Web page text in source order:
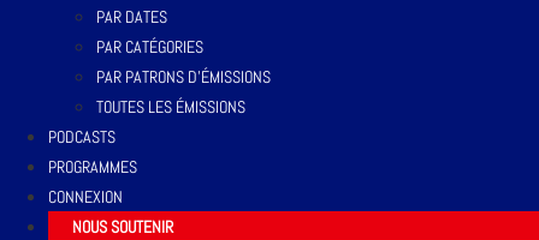
PAR DATES
PAR CATÉGORIES
PAR PATRONS D’ÉMISSIONS
TOUTES LES ÉMISSIONS
PODCASTS
PROGRAMMES
CONNEXION
NOUS SOUTENIR